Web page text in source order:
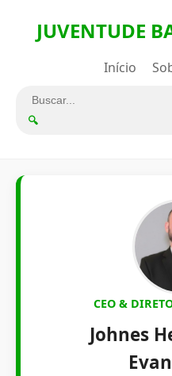
JUVENTUDE
Início
🔍
CEO &
Johnes